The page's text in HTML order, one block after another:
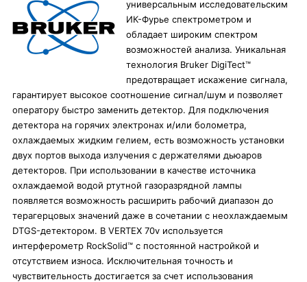
универсальным исследовательским
ИК-Фурье спектрометром и
обладает широким спектром
возможностей анализа. Уникальная
технология Bruker DigiTect™
предотвращает искажение сигнала,
гарантирует высокое соотношение сигнал/шум и позволяет
оператору быстро заменить детектор. Для подключения
детектора на горячих электронах и/или болометра,
охлаждаемых жидким гелием, есть возможность установки
двух портов выхода излучения с держателями дьюаров
детекторов. При использовании в качестве источника
охлаждаемой водой ртутной газоразрядной лампы
появляется возможность расширить рабочий диапазон до
терагерцовых значений даже в сочетании с неохлаждаемым
DTGS-детектором. В VERTEX 70v используется
интерферометр RockSolid™ с постоянной настройкой и
отсутствием износа. Исключительная точность и
чувствительность достигается за счет использования